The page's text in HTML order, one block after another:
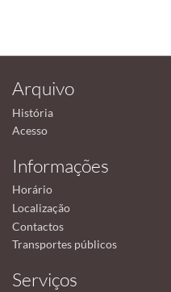
Arquivo
História
Acesso
Informações
Horário
Localização
Contactos
Transportes públicos
Serviços